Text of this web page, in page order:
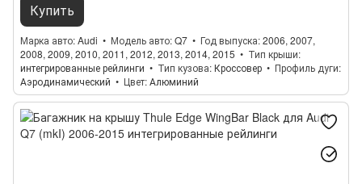
Купить
Марка авто Audi Модель авто Q7 Год выпуска 2006, 2007,
2008, 2009, 2010, 2011, 2012, 2013, 2014, 2015
Тип крыши
интегрированные рейлинги
Тип кузова Кроссовер
Профиль дуги
Аэродинамический
Цвет Алюминий